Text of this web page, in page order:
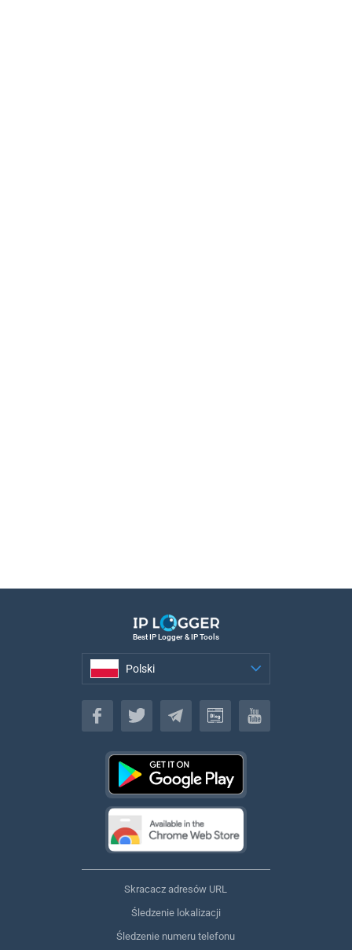
Best IP Logger & IP Tools
Polski
Polski
Skracacz adresów URL
Śledzenie lokalizacji
Śledzenie numeru telefonu